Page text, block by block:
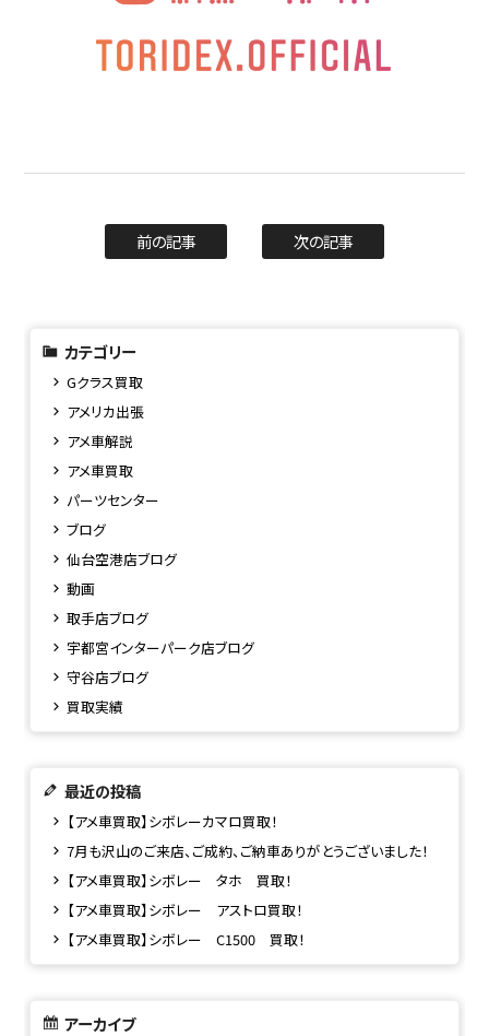
前の記事 次の記事
カテゴリー
Gクラス買取
アメリカ出張
アメ車解説
アメ車買取
パーツセンター
ブログ
仙台空港店ブログ
動画
取手店ブログ
宇都宮インターパーク店ブログ
守谷店ブログ
買取実績
最近の投稿
【アメ車買取】シボレーカマロ買取！
7月も沢山のご来店、ご成約、ご納車ありがとうございました！
【アメ車買取】シボレー タホ 買取！
【アメ車買取】シボレー アストロ買取！
【アメ車買取】シボレー C1500 買取！
アーカイブ